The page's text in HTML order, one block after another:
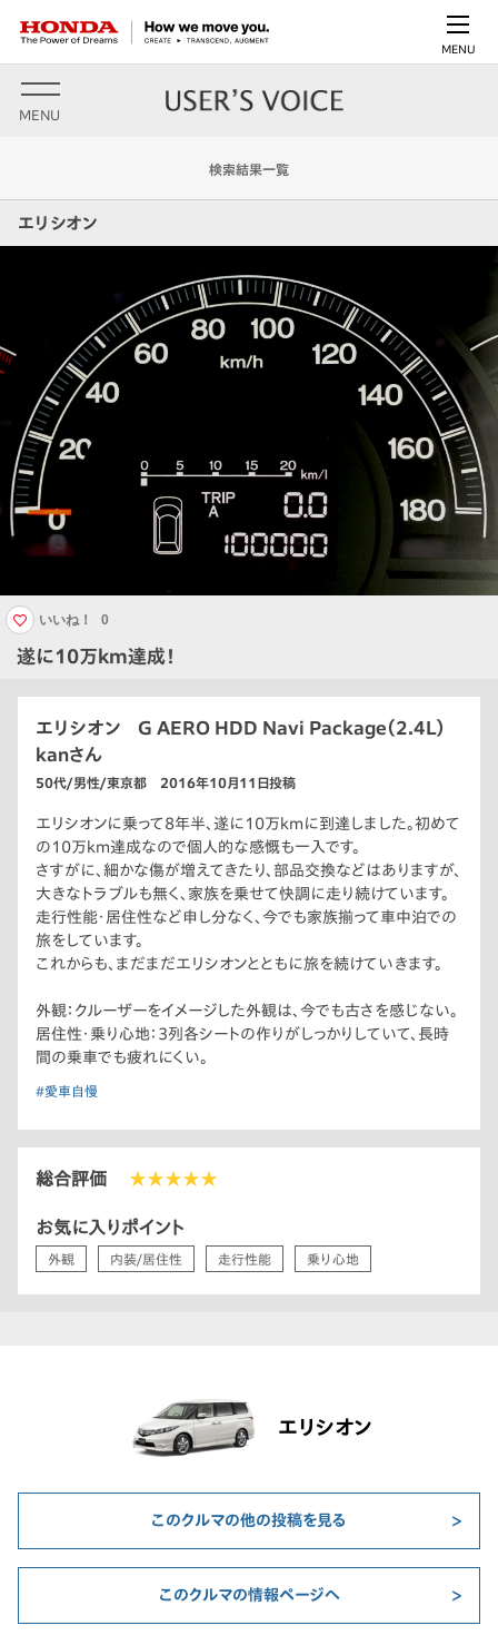
MENU
MENU
検索結果一覧
エリシオン
遂に10万km達成！
いいね！ 0
エリシオン G AERO HDD Navi Package（2.4L）
kanさん
50代/男性/東京都 2016年10月11日投稿
エリシオンに乗って8年半、遂に10万kmに到達しました。初めて
の10万km達成なので個人的な感慨も一入です。
さすがに、細かな傷が増えてきたり、部品交換などはありますが、
大きなトラブルも無く、家族を乗せて快調に走り続けています。
走行性能・居住性など申し分なく、今でも家族揃って車中泊での
旅をしています。
これからも、まだまだエリシオンとともに旅を続けていきます。
外観：クルーザーをイメージした外観は、今でも古さを感じない。
居住性・乗り心地：3列各シートの作りがしっかりしていて、長時
間の乗車でも疲れにくい。
#愛車自慢
総合評価 ★★★★★
お気に入りポイント
外観 内装/居住性 走行性能 乗り心地
エリシオン
このクルマの他の投稿を見る
このクルマの情報ページへ